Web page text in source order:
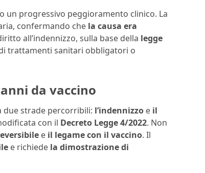
un progressivo peggioramento clinico. La
confermando che la causa era
all’indennizzo, sulla base della legge
trattamenti sanitari obbligatori o
da vaccino
due strade percorribili: l’indennizzo e il
con il Decreto Legge 4/2022. Non
e il legame con il vaccino. Il
e richiede la dimostrazione di